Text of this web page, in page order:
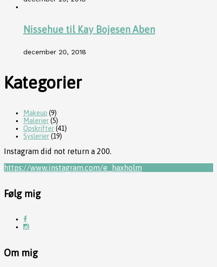
Nissehue til Kay Bojesen Aben
december 20, 2018
Kategorier
Makeup (9)
Malerier(5)
Opskrifter(41)
Syslerier(19)
Instagram did not return a 200.
https://www.instagram.com/e_haxholm
Følg mig
Om mig